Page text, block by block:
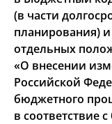
(в части
планирования)
отдельных
«О внесении
Российской
бюджетного
в соответствие